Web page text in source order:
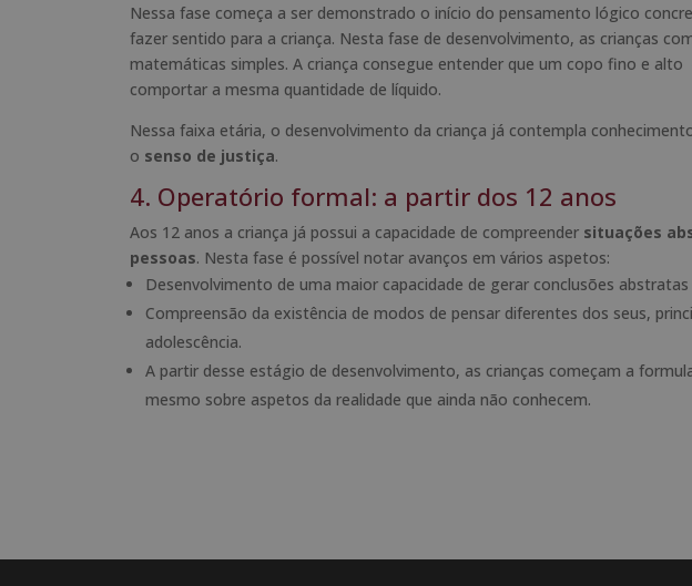
Nessa fase começa a ser demonstrado o início do pensamento lógico
fazer sentido para a criança. Nesta fase de desenvolvimento, as crianças
matemáticas simples. A criança consegue entender que um copo fino e
comportar a mesma quantidade de líquido.
Nessa faixa etária, o desenvolvimento da criança já contempla
o senso de justiça.
4. Operatório formal: a partir dos 12 anos
Aos 12 anos a criança já possui a capacidade de compreender situações
pessoas. Nesta fase é possível notar avanços em vários aspetos:
Desenvolvimento de uma maior capacidade de gerar conclusões
Compreensão da existência de modos de pensar diferentes dos seus,
adolescência.
A partir desse estágio de desenvolvimento, as crianças começam a
mesmo sobre aspetos da realidade que ainda não conhecem.